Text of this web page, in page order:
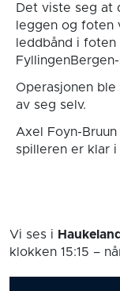
Det viste seg at
leggen og foten
leddbånd i
Operasjonen
av seg selv.
Axel Foyn-
spilleren er klar i
Vi ses i
klokken 15:15 –